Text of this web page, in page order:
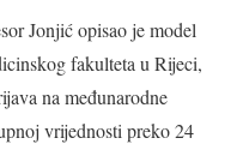
Jonjić opisao je model
fakulteta u Rijeci,
na međunarodne
vrijednosti preko 24